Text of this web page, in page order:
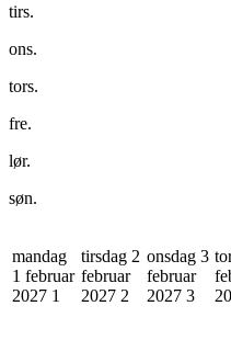
tirs.
ons.
tors.
fre.
lør.
søn.
mandag
1 februar
2027 1
tirsdag 2
februar
2027 2
onsdag 3
februar
2027 3